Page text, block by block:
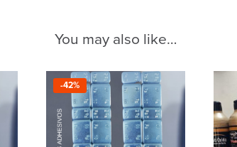
You may also like…
-42%